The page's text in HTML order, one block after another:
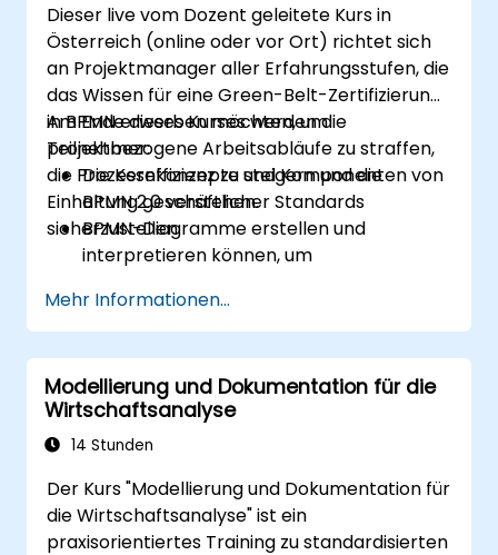
Dieser live vom Dozent geleitete Kurs in
Österreich (online oder vor Ort) richtet sich
an Projektmanager aller Erfahrungsstufen, die
das Wissen für eine Green-Belt-Zertifizierung
in BPMN erwerben möchten, um
projektbezogene Arbeitsabläufe zu straffen,
die Prozesseffizienz zu steigern und die
Einhaltung geschäftlicher Standards
sicherzustellen.
Am Ende dieses Kurses werden die
Teilnehmer:
Die Kernkonzepte und Komponenten von
BPMN 2.0 verstehen.
BPMN-Diagramme erstellen und
interpretieren können, um
Arbeitsabläufe mithilfe bewährter
Methoden im BPMN-Modellieren
optimieren können.
Ineffizienzen in Geschäftsprozessen
identifizieren und eliminieren können.
BPMN in Projektmanagement- und
integrieren können.
Mehr Informationen...
Modellierung und Dokumentation für die
Wirtschaftsanalyse
14 Stunden
Der Kurs "Modellierung und Dokumentation für
die Wirtschaftsanalyse" ist ein
praxisorientiertes Training zu standardisierten